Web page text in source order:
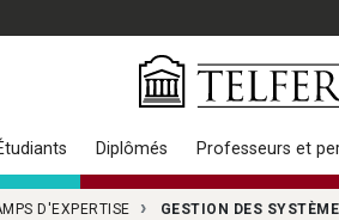
Diplômés Professeurs et
D'EXPERTISE GESTION DES